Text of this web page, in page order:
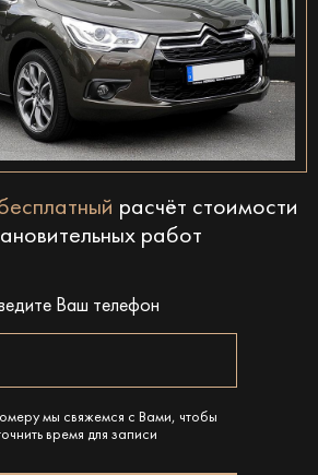
расчёт стоимости
работ
Ваш телефон
мы свяжемся с Вами, чтобы
время для записи